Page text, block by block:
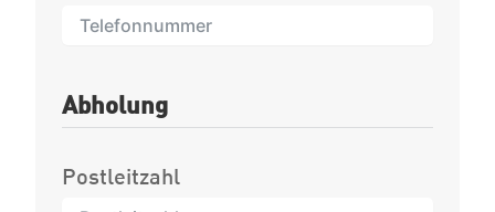
Abholung
Postleitzahl